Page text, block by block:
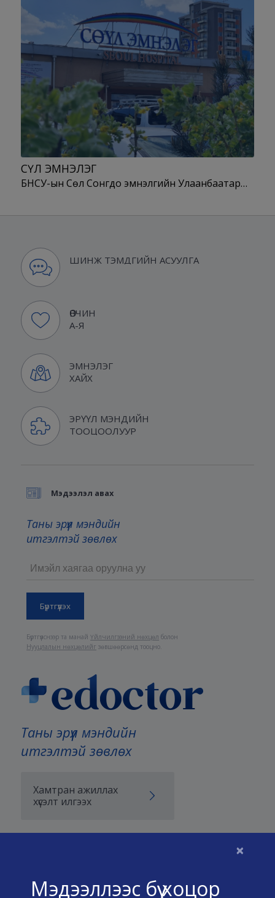
СӨҮЛ ЭМНЭЛЭГ
БНСУ-ын Сөүл Сонгдо эмнэлгийн Улаанбаатар…
×
Мэдээллээс бүү хоцор
ШИНЖ ТЭМДГИЙН АСУУЛГА
ӨВЧИН
А-Я
ЭМНЭЛЭГ
ХАЙХ
ЭРҮҮЛ МЭНДИЙН
ТООЦООЛУУР
Таны эрүүл мэндийн
итгэлтэй зөвлөх
Хамтран ажиллах
хүсэлт илгээх
Мэдээлэл авах
Таны эрүүл мэндийн
итгэлтэй зөвлөх
Бүртгүүлснээр та манайҮйлчилгээний нөхцөл болон
Нууцлалын нөхцөлийг зөвшөөрсөнд тооцно.